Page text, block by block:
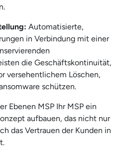
Automatisierte,
in Verbindung mit einer
die Geschäftskontinuität,
versehentlichem Löschen,
schützen.
Ebenen MSP Ihr MSP ein
aufbauen, das nicht nur
das Vertrauen der Kunden in